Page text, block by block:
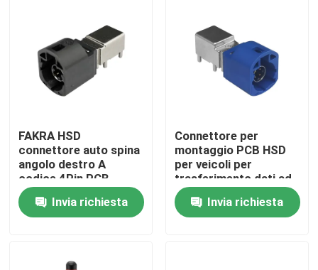
FAKRA HSD
connettore auto spina
angolo destro A
codice 4Pin PCB
montaggio
Invia richiesta
Connettore per
montaggio PCB HSD
per veicoli per
trasferimento dati ad
alta velocità
Invia richiesta